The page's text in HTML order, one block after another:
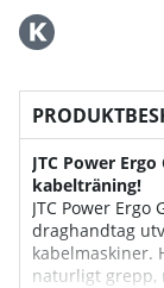
JTC Power
kabelträning!
JTC Power
draghandtag
kabelmaskiner.
naturligt grepp,